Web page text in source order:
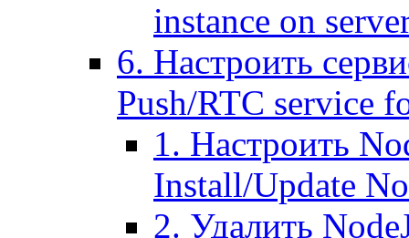
instance on
6. Настроить
Push/RTC service
1. Настроить
Install/Update
2. Удалить